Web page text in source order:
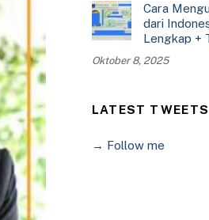
Cara
dari
Lengkap +
Oktober 8, 2025
LATEST TWEETS
→ Follow me